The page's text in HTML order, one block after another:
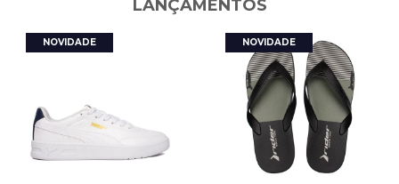
Esportes indicados: Natação
Composição: Poliamida e elastano
Diferencial: Bordas mais largas para maior conforto
LANÇAMENTOS